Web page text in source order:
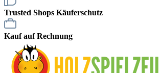
Trusted Shops Käuferschutz
Kauf auf Rechnung